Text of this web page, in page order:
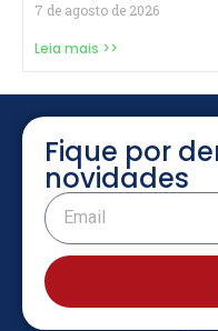
7 de agosto de 2026
Leia mais >>
Fique por
novidades